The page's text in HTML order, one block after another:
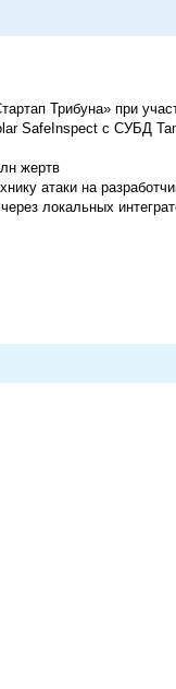
Трибуна» при
SafeInspect с СУБД
жертв
атаки на
локальных